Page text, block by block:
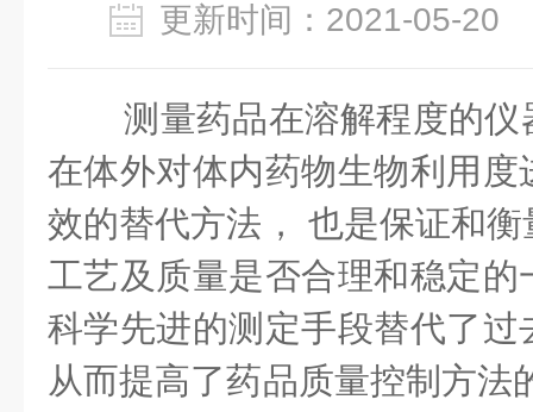
更新时间：2021-05-
测量药品在溶解程度的
在体外对体内药物生物利用
效的替代方法， 也是保证和
工艺及质量是否合理和稳定
科学先进的测定手段替代了
从而提高了药品质量控制方法